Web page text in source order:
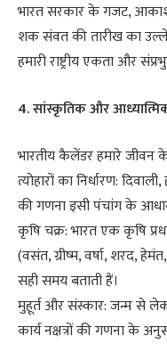
भारत सरकार के गजट,
शक संवत की तारीख का
हमारी राष्ट्रीय एकता और
4. सांस्कृतिक और
भारतीय कैलेंडर हमारे जीवन
त्योहारों का निर्धारण:
की गणना इसी पंचांग के
कृषि चक्र: भारत एक कृषि
(वसंत, ग्रीष्म, वर्षा, शरद,
सही समय बताती हैं।
मुहूर्त और संस्कार: जन्म से
कार्य नक्षत्रों की गणना के